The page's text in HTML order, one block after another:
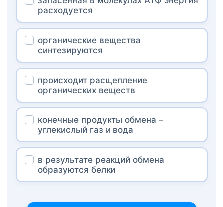
расходуется
органические вещества
синтезируются
происходит расщепление
органических веществ
конечные продукты обмена –
углекислый газ и вода
в результате реакций обмена
образуются белки